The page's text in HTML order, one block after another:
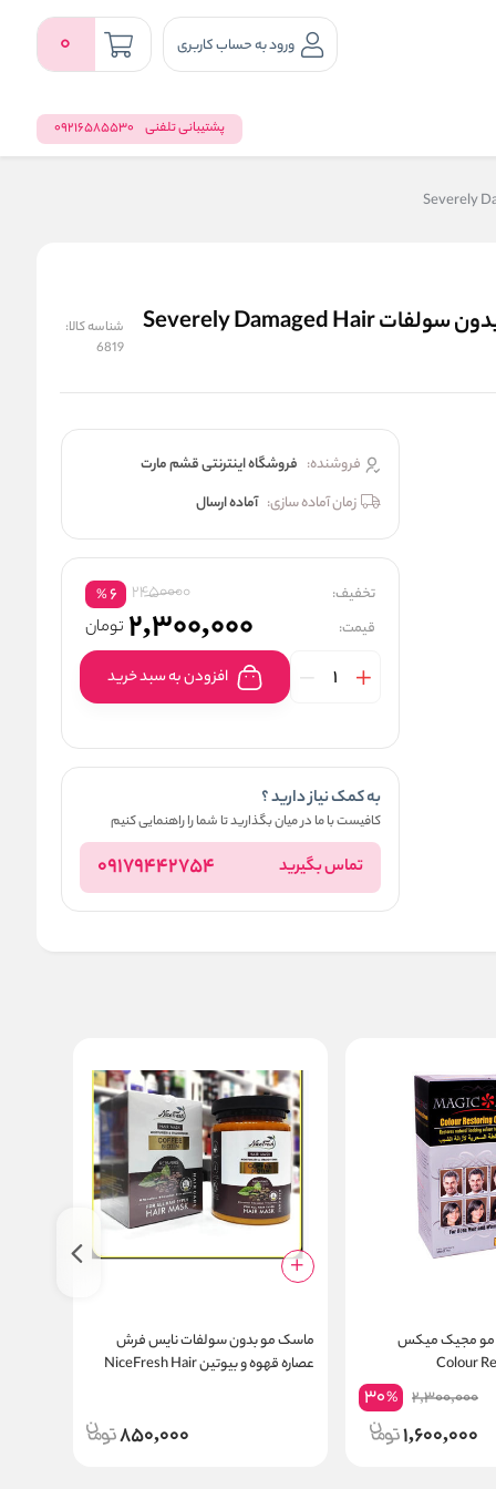
ورود به حساب کاربری 0
پشتیبانی تلفنی 09216585530
شامپو ترمیم کننده موهای آسیب دیده اوری استرند بدون سولفات Severely Damaged Hair
شناسه کالا:
6819
فروشنده: فروشگاه اینترنتی قشم مارت
زمان آماده سازی: آماده ارسال
تخفیف: 2450000
6
%
قیمت: 2,300,000 تومان
افزودن به سبد خرید
به کمک نیاز دارید ؟
کافیست با ما در میان بگذارید تا شما را راهنمایی کنیم
تماس بگیرید 09179442754
مو مجیک میکس
Colour
2,300,000
30%
1,600,000
ماسک مو بدون سولفات نایس فرش
عصاره قهوه و بیوتین NiceFresh Hair
850,000